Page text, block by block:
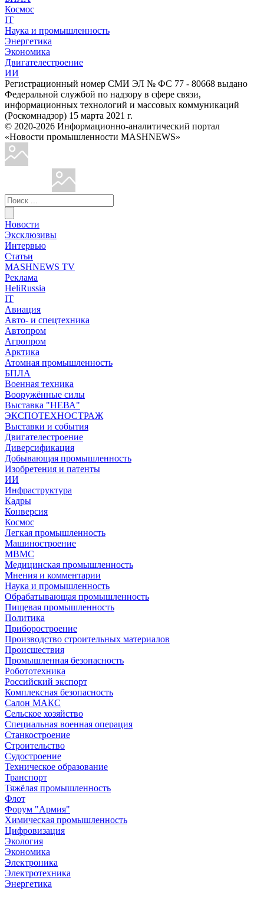
Космос
IT
Наука и промышленность
Энергетика
Экономика
Двигателестроение
ИИ
Регистрационный номер СМИ ЭЛ № ФС 77 - 80668 выдано
Федеральной службой по надзору в сфере связи,
информационных технологий и массовых коммуникаций
(Роскомнадзор) 15 марта 2021 г.
© 2020-2026 Информационно-аналитический портал
«Новости промышленности MASHNEWS»
Новости
Эксклюзивы
Интервью
Статьи
MASHNEWS TV
Реклама
HeliRussia
IT
Авиация
Авто- и спецтехника
Автопром
Агропром
Арктика
Атомная промышленность
БПЛА
Военная техника
Вооружённые силы
Выставка "НЕВА"
ЭКСПОТЕХНОСТРАЖ
Выставки и события
Двигателестроение
Диверсификация
Добывающая промышленность
Изобретения и патенты
ИИ
Инфраструктура
Кадры
Конверсия
Космос
Легкая промышленность
Машиностроение
МВМС
Медицинская промышленность
Мнения и комментарии
Наука и промышленность
Обрабатывающая промышленность
Пищевая промышленность
Политика
Приборостроение
Производство строительных материалов
Происшествия
Промышленная безопасность
Робототехника
Российский экспорт
Комплексная безопасность
Салон МАКС
Сельское хозяйство
Специальная военная операция
Станкостроение
Строительство
Судостроение
Техническое образование
Транспорт
Тяжёлая промышленность
Флот
Форум "Армия"
Химическая промышленность
Цифровизация
Экология
Экономика
Электроника
Электротехника
Энергетика